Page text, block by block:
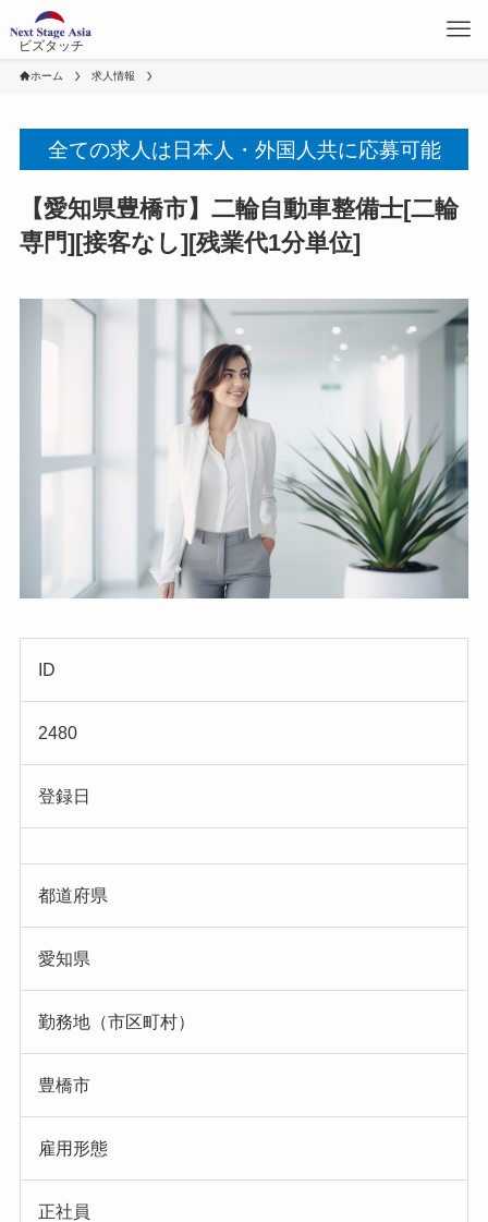
ビズタッチ
ホーム 求人情報
全ての求人は日本人・外国人共に応募可能
【愛知県豊橋市】二輪自動車整備士[二輪
専門][接客なし][残業代1分単位]
ID
2480
登録日
都道府県
愛知県
勤務地（市区町村）
豊橋市
雇用形態
正社員